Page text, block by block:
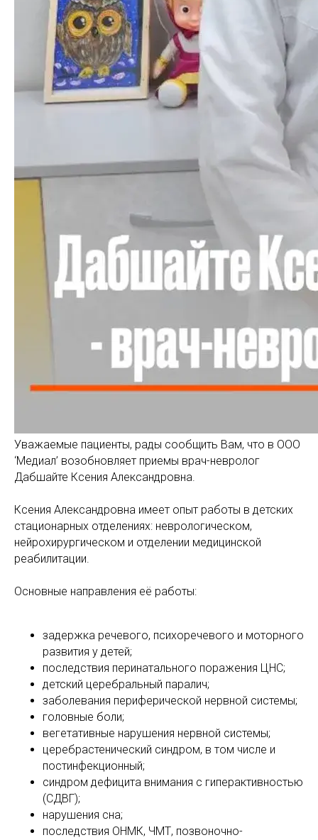
Уважаемые пациенты, рады сообщить Вам, что в ООО
‘Медиал’ возобновляет приемы врач-невролог
Дабшайте Ксения Александровна.
Ксения Александровна имеет опыт работы в детских
стационарных отделениях: неврологическом,
нейрохирургическом и отделении медицинской
реабилитации.
Основные направления её работы:
задержка речевого, психоречевого и моторного
развития у детей;
последствия перинатального поражения ЦНС;
детский церебральный паралич;
заболевания периферической нервной системы;
головные боли;
вегетативные нарушения нервной системы;
церебрастенический синдром, в том числе и
постинфекционный;
синдром дефицита внимания с гиперактивностью
(СДВГ);
нарушения сна;
последствия ОНМК, ЧМТ, позвоночно-